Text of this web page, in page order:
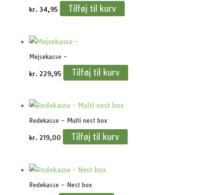
kr. 34,95 Tilføj til kurv
Mejsekasse –
kr. 229,95 Tilføj til kurv
Redekasse – Multi nest box
kr. 219,00 Tilføj til kurv
Redekasse – Nest box